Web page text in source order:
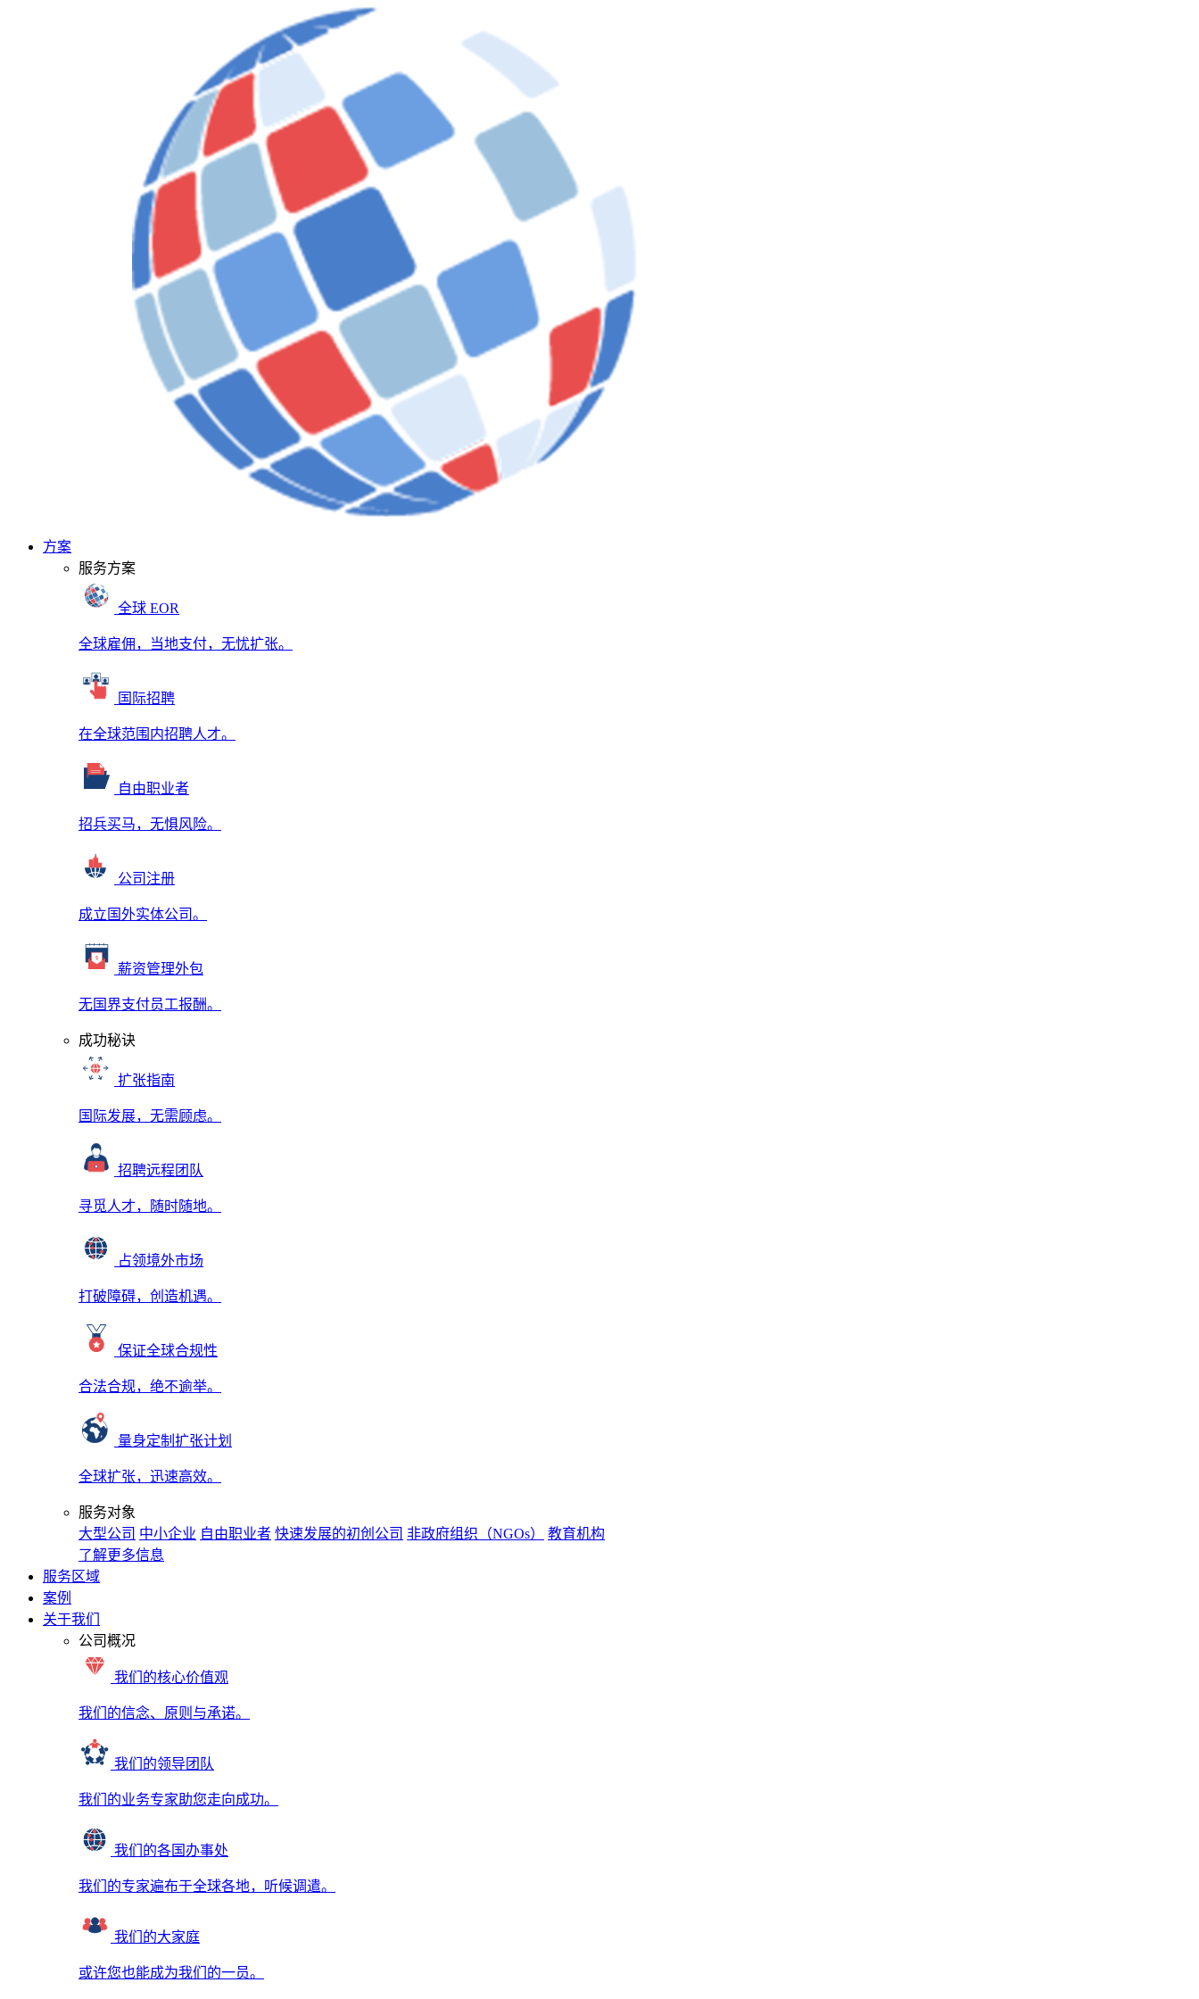
方案
服务方案
全球 EOR
全球雇佣，当地支付，无忧扩张。
国际招聘
在全球范围内招聘人才。
自由职业者
招兵买马，无惧风险。
公司注册
成立国外实体公司。
薪资管理外包
无国界支付员工报酬。
成功秘诀
扩张指南
国际发展，无需顾虑。
招聘远程团队
寻觅人才，随时随地。
占领境外市场
打破障碍，创造机遇。
保证全球合规性
合法合规，绝不逾举。
量身定制扩张计划
全球扩张，迅速高效。
服务对象
大型公司 中小企业 自由职业者 快速发展的初创公司 非政府组织（NGOs）
教育机构
了解更多信息
服务区域
案例
关于我们
公司概况
我们的核心价值观
我们的信念、原则与承诺。
我们的领导团队
我们的业务专家助您走向成功。
我们的各国办事处
我们的专家遍布于全球各地，听候调遣。
我们的大家庭
或许您也能成为我们的一员。